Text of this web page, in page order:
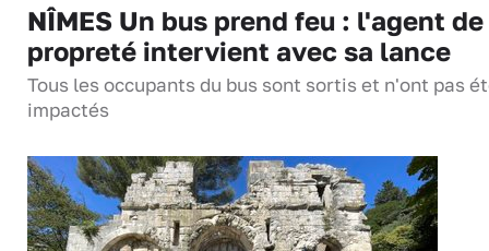
NÎMES Un bus prend feu : l'agent de
propreté intervient avec sa lance
Tous les occupants du bus sont sortis et n'ont pas
impactés